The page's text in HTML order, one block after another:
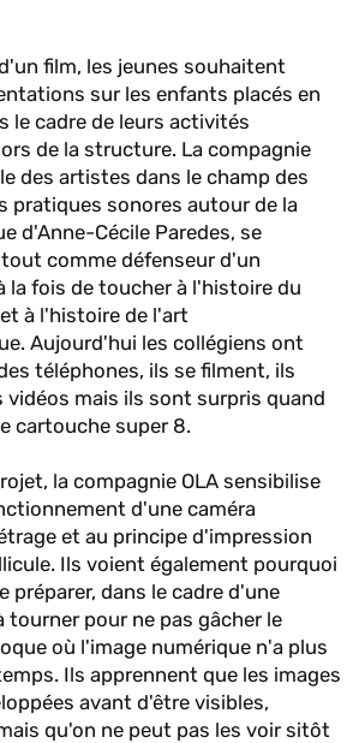
film, les jeunes souhaitent
sur les enfants placés en
le cadre de leurs activités
de la structure. La compagnie
des artistes dans le champ des
pratiques sonores autour de la
d'Anne-Cécile Paredes, se
comme défenseur d'un
la fois de toucher à l'histoire du
à l'histoire de l'art
Aujourd'hui les collégiens ont
téléphones, ils se filment, ils
vidéos mais ils sont surpris quand
cartouche super 8.
la compagnie OLA sensibilise
d'une caméra
et au principe d'impression
Ils voient également pourquoi
préparer, dans le cadre d'une
tourner pour ne pas gâcher le
où l'image numérique n'a plus
Ils apprennent que les images
avant d'être visibles,
qu'on ne peut pas les voir sitôt